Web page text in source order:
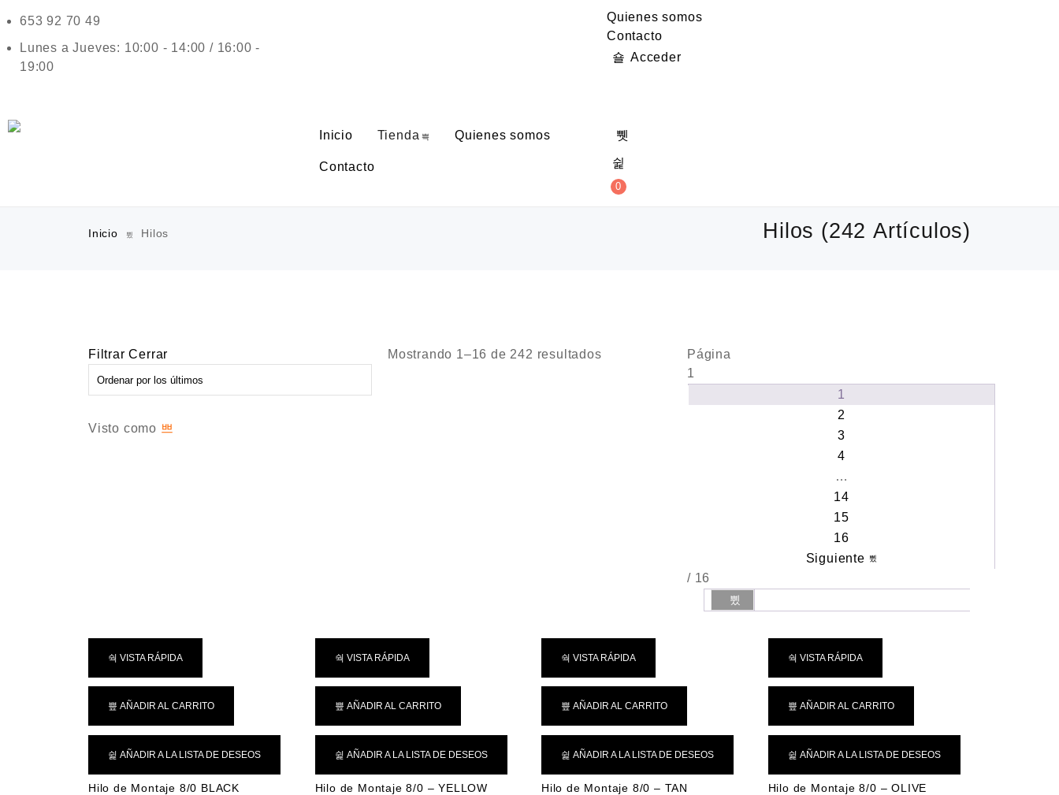
653 92 70 49
Lunes a Jueves: 10:00 - 14:00 / 16:00 -
19:00
Quienes somos
Contacto
Acceder
Inicio Tienda Quienes somos
Contacto
0
Inicio Hilos Hilos (242 Artículos)
Filtrar Cerrar
Visto como
Mostrando 1–16 de 242 resultados
Página
1
1
2
3
4
…
14
15
16
Siguiente
/ 16
VISTA RÁPIDA
AÑADIR AL CARRITO
AÑADIR A LA LISTA DE DESEOS
Hilo de Montaje 8/0 BLACK
VISTA RÁPIDA
AÑADIR AL CARRITO
AÑADIR A LA LISTA DE DESEOS
Hilo de Montaje 8/0 – YELLOW
VISTA RÁPIDA
AÑADIR AL CARRITO
AÑADIR A LA LISTA DE DESEOS
Hilo de Montaje 8/0 – TAN
VISTA RÁPIDA
AÑADIR AL CARRITO
AÑADIR A LA LISTA DE DESEOS
Hilo de Montaje 8/0 – OLIVE